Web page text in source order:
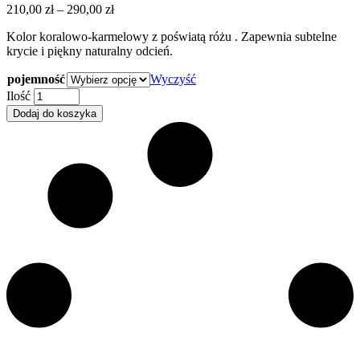
210,00 zł – 290,00 złZakres
od
210,00 zł
290,00 zł
Kolor koralowo-karmelowy z poświatą różu . Zapewnia subtelne
krycie i piękny naturalny odcień.
pojemność
Wyczyść
Pigment
pml
NUDE
Ilość
Dodaj do koszyka